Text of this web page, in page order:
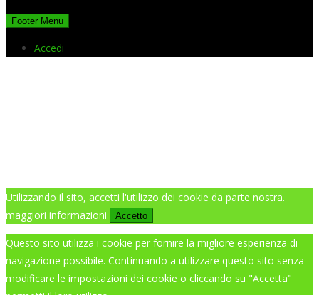
Footer Menu
Accedi
Utilizzando il sito, accetti l'utilizzo dei cookie da parte nostra.
maggiori informazioni
Accetto
Questo sito utilizza i cookie per fornire la migliore esperienza di
navigazione possibile. Continuando a utilizzare questo sito senza
modificare le impostazioni dei cookie o cliccando su "Accetta"